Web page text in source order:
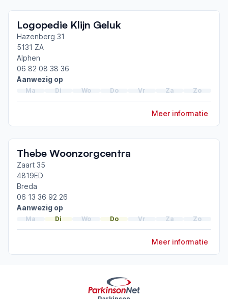
netwerk
Breda
Afgeronde ParkinsonNet-scholingen
ParkinsonNet congres 2026
ParkinsonNet congres 2024
ParkinsonNet congres 2022
Logopedie Klijn Geluk
Hazenberg 31
5131 ZA
Alphen
06 82 08 38 36
Aanwezig op
Ma Di Wo Do Vr Za Zo
Meer informatie
Thebe Woonzorgcentra
Zaart 35
4819ED
Breda
06 13 36 92 26
Aanwezig op
Ma Di Wo Do Vr Za Zo
Meer informatie